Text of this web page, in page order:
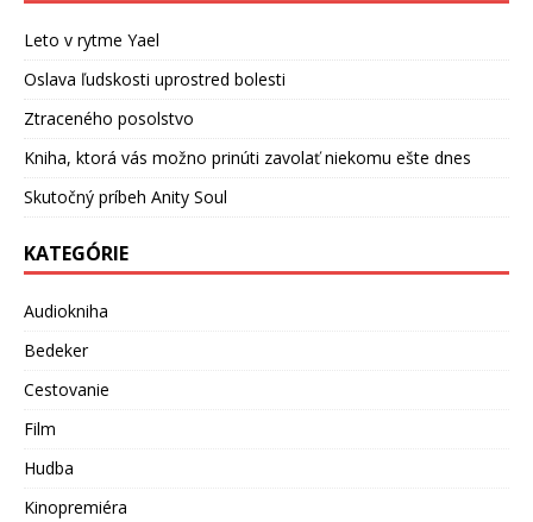
Leto v rytme Yael
Oslava ľudskosti uprostred bolesti
Ztraceného posolstvo
Kniha, ktorá vás možno prinúti zavolať niekomu ešte dnes
Skutočný príbeh Anity Soul
KATEGÓRIE
Audiokniha
Bedeker
Cestovanie
Film
Hudba
Kinopremiéra